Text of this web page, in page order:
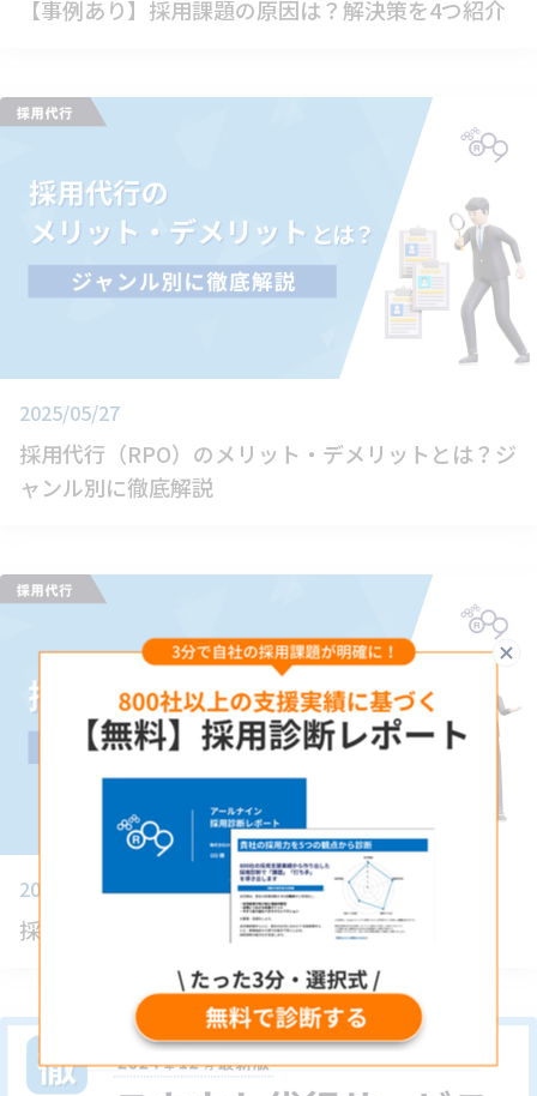
【事例あり】採用課題の原因は？解決策を4つ紹介
2025/05/27
採用代行（RPO）のメリット・デメリットとは？ジ
ャンル別に徹底解説
2025/03/27
採用支援サービスとは？支援内容や選び方を解説